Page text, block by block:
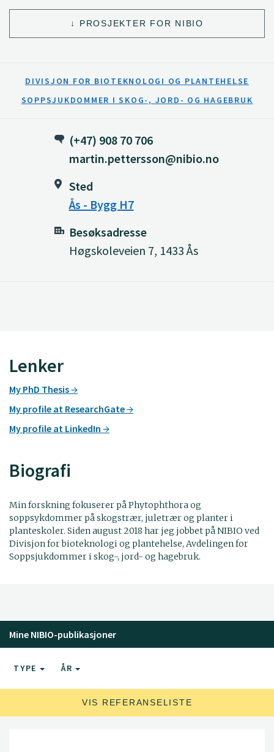
PROSJEKTER FOR NIBIO
DIVISJON FOR BIOTEKNOLOGI OG PLANTEHELSE
SOPPSJUKDOMMER I SKOG-, JORD- OG HAGEBRUK
(+47) 908 70 706
martin.pettersson@nibio.no
Sted
Ås - Bygg H7
Besøksadresse
Høgskoleveien 7, 1433 Ås
Lenker
My PhD Thesis
My profile at ResearchGate
My profile at LinkedIn
Biografi
Min forskning fokuserer på Phytophthora og
soppsykdommer på skogstrær, juletrær og planter i
planteskoler. Siden august 2018 har jeg jobbet på NIBIO ved
Divisjon for bioteknologi og plantehelse, Avdelingen for
Soppsjukdommer i skog-, jord- og hagebruk.
Mine NIBIO-publikasjoner
TYPE ÅR
VIS REFERANSELISTE